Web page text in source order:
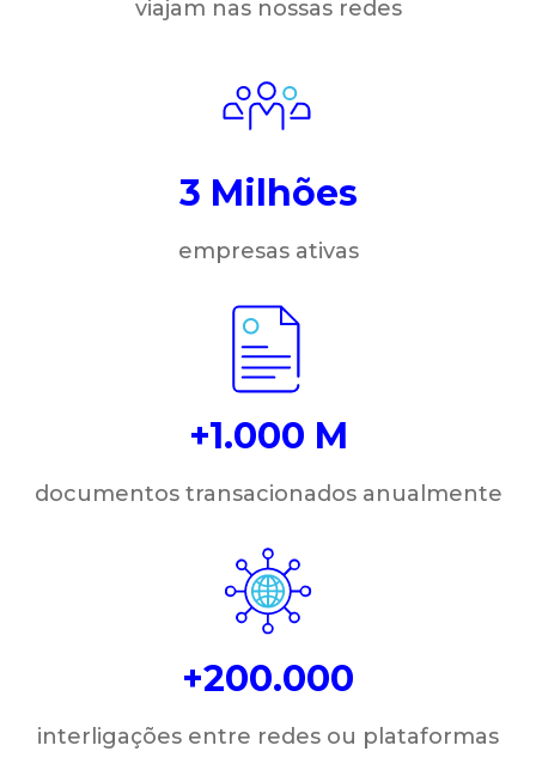
viajam nas nossas redes
3 Milhões
empresas ativas
+1.000 M
documentos transacionados anualmente
+200.000
interligações entre redes ou plataformas